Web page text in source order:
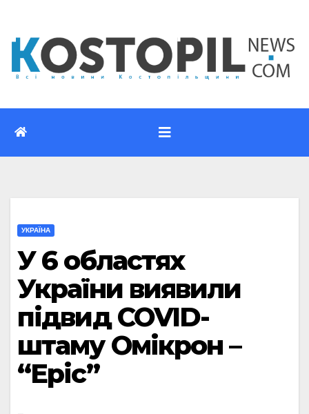
вмісту
УКРАЇНА
У 6 областях
України виявили
підвид COVID-
штаму Омікрон –
“Еріс”